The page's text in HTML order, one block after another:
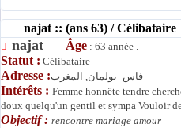
najat :: (ans 63) / Célibataire
najat Âge : 63 année .
Statut : Célibataire
Adresse :فاس- بولمان, المغرب
Intérêts : Femme honnête tendre
doux quelqu'un gentil et sympa Vouloir
Objectif : rencontre mariage amour